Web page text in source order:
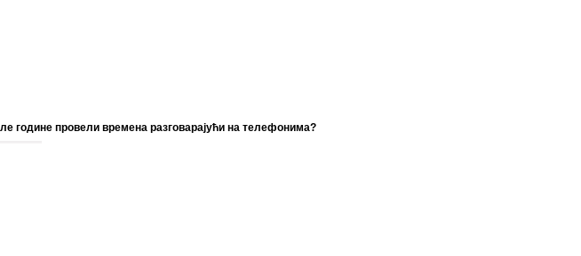
године провели времена разговарајући на телефонима?